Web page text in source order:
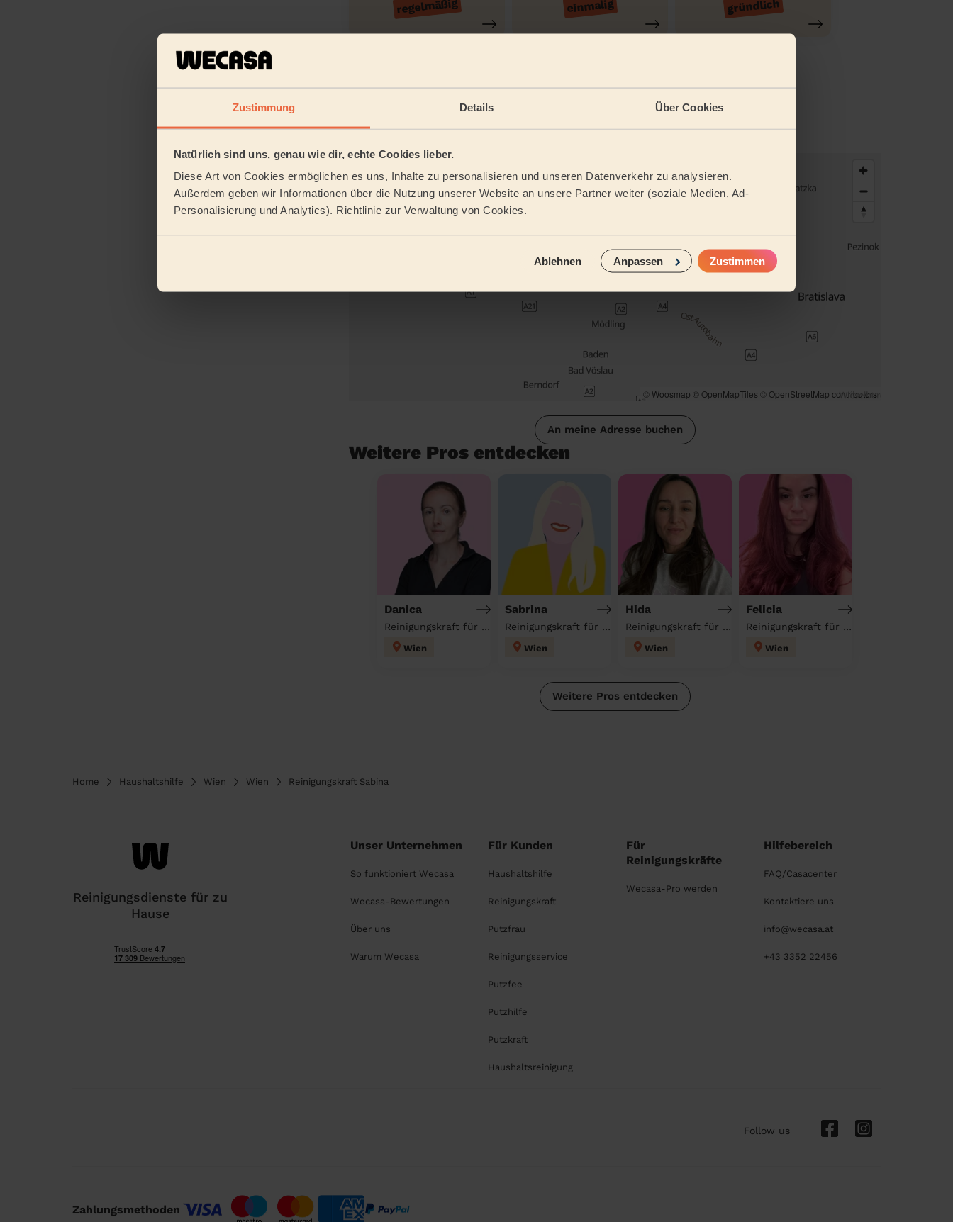
Zustimmung Details Über Cookies
Natürlich sind uns, genau wie dir, echte Cookies lieber.
Diese Art von Cookies ermöglichen es uns, Inhalte zu personalisieren und unseren Datenverkehr zu analysieren.
Außerdem geben wir Informationen über die Nutzung unserer Website an unsere Partner weiter (soziale Medien, Ad-
Personalisierung und Analytics). Richtlinie zur Verwaltung von Cookies.
Ablehnen Anpassen Zustimmen
regelmäßig einmalig gründlich
Ferienwohnung
Reinigungsmittel
Tätigkeitsbereich
© Woosmap © OpenMapTiles © OpenStreetMap contributors
An meine Adresse buchen
Weitere Pros entdecken
Danica
Reinigungskraft für deinen Haushalt
Wien
Sabrina
Reinigungskraft für deinen Haushalt
Wien
Hida
Reinigungskraft für deinen Haushalt
Wien
Felicia
Reinigungskraft für deinen Haushalt
Wien
Weitere Pros entdecken
Home Haushaltshilfe Wien Wien Reinigungskraft Sabina
Reinigungsdienste für zu
Hause
Unser Unternehmen
So funktioniert Wecasa
Wecasa-Bewertungen
Über uns
Warum Wecasa
Für Kunden
Haushaltshilfe
Reinigungskraft
Putzfrau
Reinigungsservice
Putzfee
Putzhilfe
Putzkraft
Haushaltsreinigung
Für
Reinigungskräfte
Wecasa-Pro werden
Hilfebereich
FAQ/Casacenter
Kontaktiere uns
info@wecasa.at
+43 3352 22456
Follow us
Zahlungsmethoden